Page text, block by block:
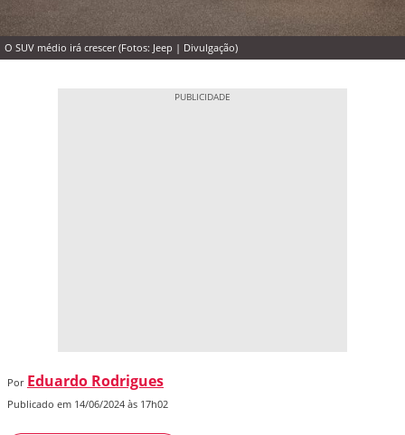
O SUV médio irá crescer (Fotos: Jeep | Divulgação)
Por Eduardo Rodrigues
Publicado em 14/06/2024 às 17h02